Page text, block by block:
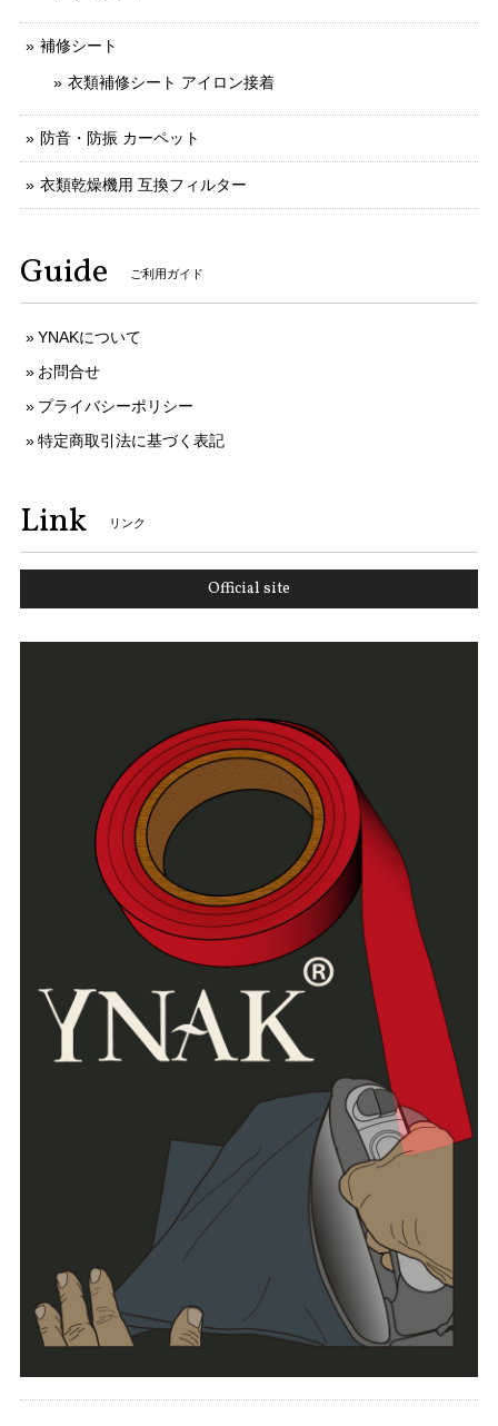
補修シート
衣類補修シート アイロン接着
防音・防振 カーペット
衣類乾燥機用 互換フィルター
Guide ご利用ガイド
YNAKについて
お問合せ
プライバシーポリシー
特定商取引法に基づく表記
Link リンク
Official site